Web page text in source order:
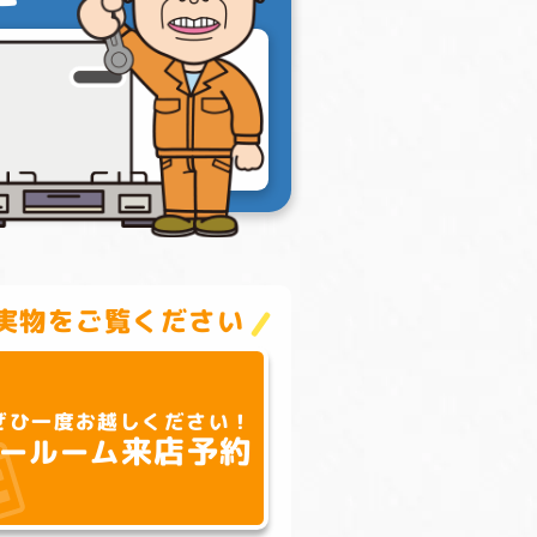
物をご覧ください
ひ一度お越しください！
ルーム来店予約